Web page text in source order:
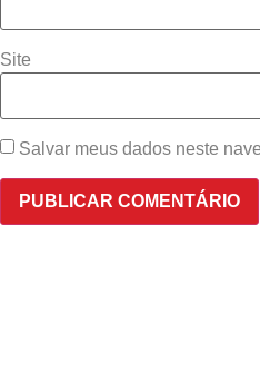
Site
Salvar meus dados neste